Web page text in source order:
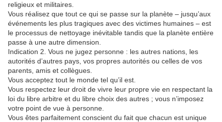
religieux et militaires.
Vous réalisez que tout ce qui se passe sur la planète – jusqu’aux
événements les plus tragiques avec des victimes humaines – est
le processus de nettoyage inévitable tandis que la planète entière
passe à une autre dimension.
Indication 2. Vous ne jugez personne : les autres nations, les
autorités d’autres pays, vos propres autorités ou celles de vos
parents, amis et collègues.
Vous acceptez tout le monde tel qu’il est.
Vous respectez leur droit de vivre leur propre vie en respectant la
loi du libre arbitre et du libre choix des autres ; vous n’imposez
votre point de vue à personne.
Vous êtes parfaitement conscient du fait que chacun est unique